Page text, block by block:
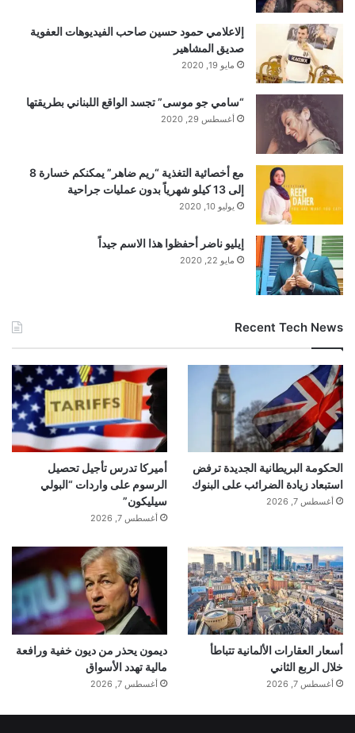
إلاعلامي حمود حسين صاحب الفيديوهات العفوية
صديق المشاهير
مايو 19, 2020
“سامي جو موسى” تجسد الواقع اللبناني بطريقتها
أغسطس 29, 2020
مع أخصائية التغذية “ريم ضاهر” يمكنكم خسارة 8
إلى 13 كيلو شهرياً بدون عمليات جراحية
يوليو 10, 2020
إيليو ناضر أحفظوا هذا الاسم جيداً
مايو 22, 2020
Recent Tech News
الحكومة البريطانية الجديدة ترفض
استبعاد زيادة الضرائب على البنوك
أغسطس 7, 2026
أميركا تدرس تأجيل تحصيل
الرسوم على واردات “البولي
سيليكون”
أغسطس 7, 2026
أسعار العقارات الألمانية تتباطأ
خلال الربع الثاني
أغسطس 7, 2026
ديمون يحذر من ديون خفية ورافعة
مالية تهدد الأسواق
أغسطس 7, 2026